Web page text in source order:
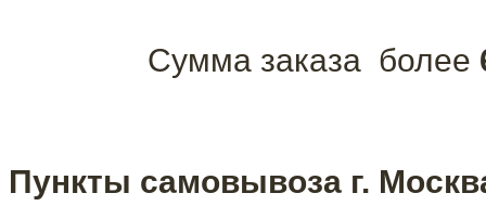
Сумма заказа более
Пункты самовывоза г.